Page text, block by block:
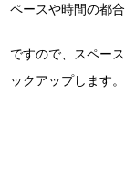
ペースや時間の都
ですので、スペー
ックアップします。